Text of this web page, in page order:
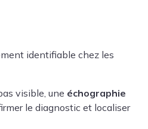
identifiable chez les
visible, une échographie
le diagnostic et localiser